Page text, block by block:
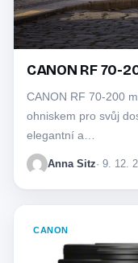
CANON RF 70-
CANON RF 70-200
ohniskem pro svůj
elegantní a…
Anna Sitz· 9. 12.
CANON